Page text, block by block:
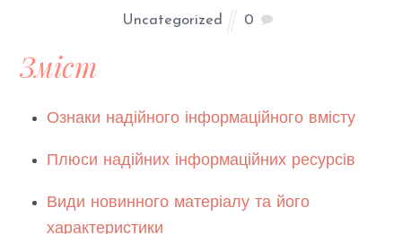
Uncategorized 0
Зміст
Ознаки надійного інформаційного вмісту
Плюси надійних інформаційних ресурсів
Види новинного матеріалу та його
характеристики